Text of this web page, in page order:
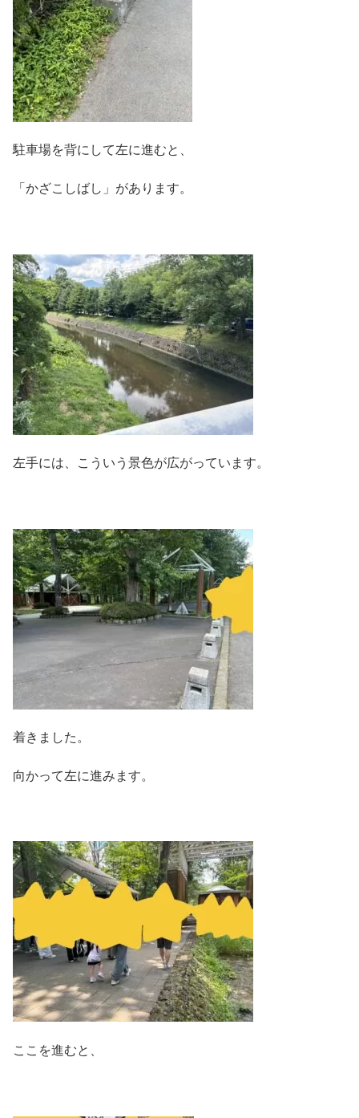
駐車場を背にして左に進むと、
「かざこしばし」があります。
左手には、こういう景色が広がっています。
着きました。
向かって左に進みます。
ここを進むと、